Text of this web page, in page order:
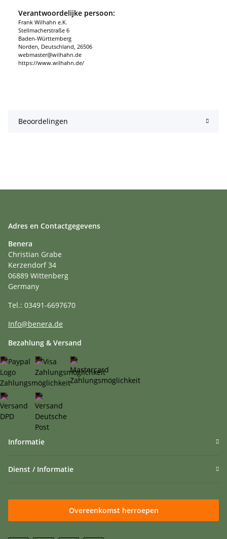
Verantwoordelijke persoon:
Frank Wilhahn e.K.
Stellmacherstraße 6
Baden-Württemberg
Norden, Deutschland, 26506
webmaster@wilhahn.de
https://www.wilhahn.de/
Beoordelingen
Adres en Contactgegevens
Benera
Christian Grabe
Kerzendorf 34
06889 Wittenberg
Germany
Tel.: 03491-6697670
Info@benera.de
Bezahlung & Versand
Informatie
Dienst / Informatie
Overeenkomst herroepen